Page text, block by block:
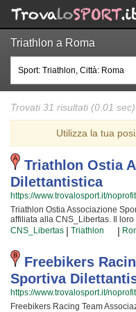
Triathlon a Roma
Trovati 31 risultati (0.01 sec)
Utilizza la tua
Triathlon Ostia
Dilettantistica
https://www.trovalosport.it/
Triathlon Ostia Associazione
affiliata alla CNS_Libertas. Il
offrendo gare sul territorio e
incentrata sia sul miglioramento
sia sulla formazione di quelle
quotidianamente affrontando
istruttori sono tra i più preparati
quegli ideali in cui Triathlon
fin dalla sua fondazione. La
chiave per crescere e superare i
uno sport unico e da cui si viene
CNS_Libertas | Triathlon |
Freebikers
Sportiva
https://www.trovalosport.it/
Freebikers Racing Team